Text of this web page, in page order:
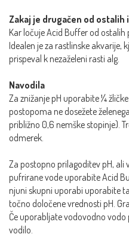
Zakaj je drugačen od ostalih
Kar ločuje Acid Buffer od
Idealen je za rastlinske akvarije,
prispeval k nezaželeni rasti alg.
Navodila
Za znižanje pH uporabite ¼
postopoma ne dosežete
približno 0,6 nemške stopinje).
odmerek.
Za postopno prilagoditev pH, ali
pufrirane vode uporabite Acid
njuni skupni uporabi uporabite
točno določene vrednosti pH.
Če uporabljate vodovodno
vodilo.